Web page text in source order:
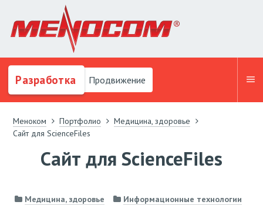
Разработка Продвижение
Меноком Портфолио
Медицина, здоровье
Сайт для ScienceFiles
Сайт для ScienceFiles
Медицина, здоровье Информационные технологии